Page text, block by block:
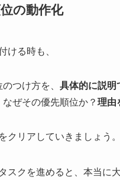
の動作化
ける時も、
つけ方を、 具体的に説明
ぜその優先順位か？理由
クリアしていきましょう。
スクを進めると、本当に